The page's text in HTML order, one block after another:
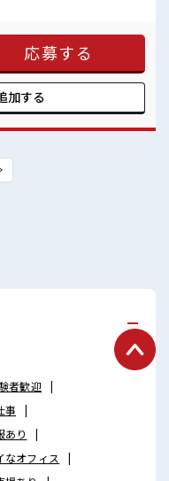
次第では直接雇用になる可能
クリーンルーム内で室内
ており、 季節に関係なく年
料の駐車場が完備されてい
ん通勤交通費支給！ 受入れ
お気軽にご応募ください
イテキな職場環境☆ 近くに
応募する
加する
者歓迎
事
り
オフィス